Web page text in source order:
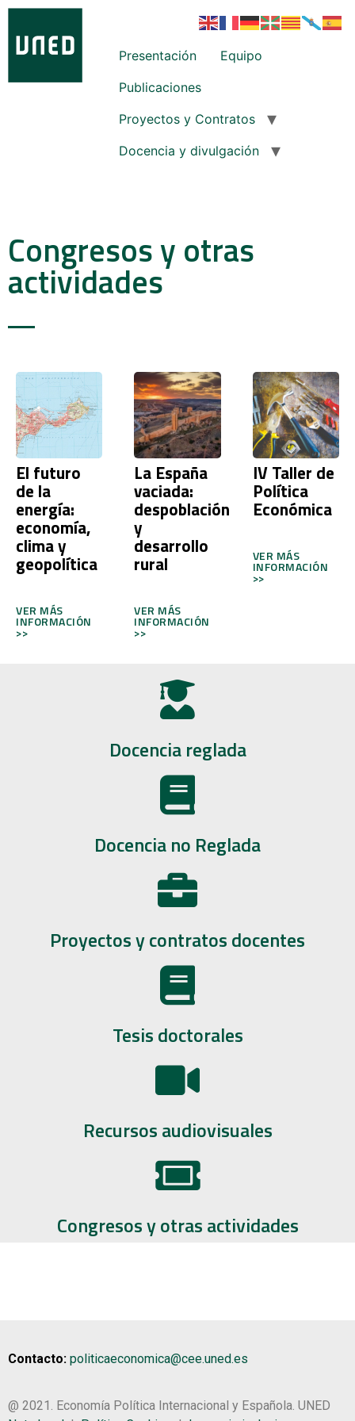
Presentación
Equipo
Publicaciones
Proyectos y Contratos
Docencia y divulgación
Congresos y otras
actividades
El futuro
de la
energía:
economía,
clima y
geopolítica
VER MÁS
INFORMACIÓN
>>
La España
vaciada:
despoblación
y
desarrollo
rural
VER MÁS
INFORMACIÓN
>>
IV Taller de
Política
Económica
VER MÁS
INFORMACIÓN
>>
Docencia reglada
Docencia no Reglada
Proyectos y contratos docentes
Tesis doctorales
Recursos audiovisuales
Congresos y otras actividades
Contacto: politicaeconomica@cee.uned.es
@ 2021. Economía Política Internacional y Española. UNED